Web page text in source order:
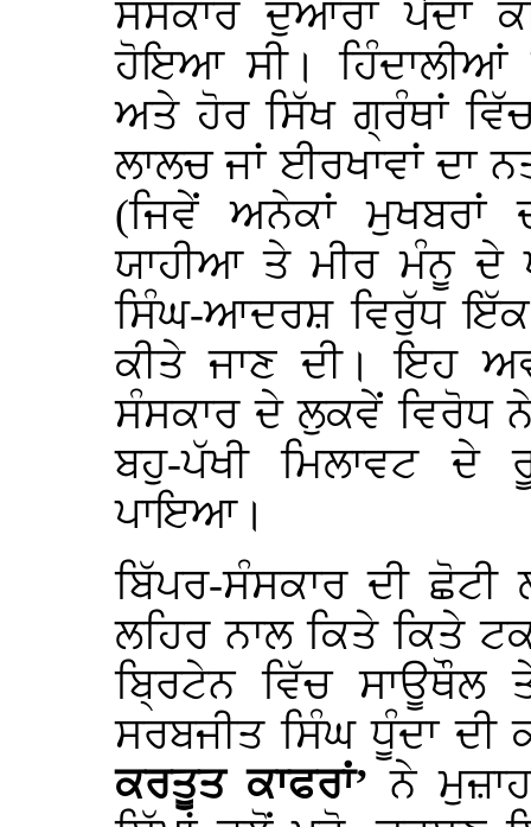
ਸੰਸਕਾਰ ਦੁਆਰਾ ਪੈਦਾ
ਹੋਇਆ ਸੀ। ਹਿੰਦਾਲੀਆਂ
ਅਤੇ ਹੋਰ ਸਿੱਖ ਗ੍ਰੰਥਾਂ
ਲਾਲਚ ਜਾਂ ਈਰਖਾਵਾਂ ਦਾ
(ਜਿਵੇਂ ਅਨੇਕਾਂ ਮੁਖਬਰਾਂ
ਯਾਹੀਆ ਤੇ ਮੀਰ ਮੰਨੂ ਦੇ
ਸਿੰਘ-ਆਦਰਸ਼ ਵਿਰੁੱਧ ਇੱਕ
ਕੀਤੇ ਜਾਣ ਦੀ। ਇਹ
ਸੰਸਕਾਰ ਦੇ ਲੁਕਵੇਂ ਵਿਰੋਧ
ਬਹੁ-ਪੱਖੀ ਮਿਲਾਵਟ ਦੇ
ਪਾਇਆ।
ਬਿੱਪਰ-ਸੰਸਕਾਰ ਦੀ
ਲਹਿਰ ਨਾਲ ਕਿਤੇ ਕਿਤੇ
ਬ੍ਰਿਟੇਨ ਵਿੱਚ
ਸਰਬਜੀਤ ਸਿੰਘ ਧੂੰਦਾ
ਕਰਤੂਤ ਕਾਫਰਾਂ’ਨੇ